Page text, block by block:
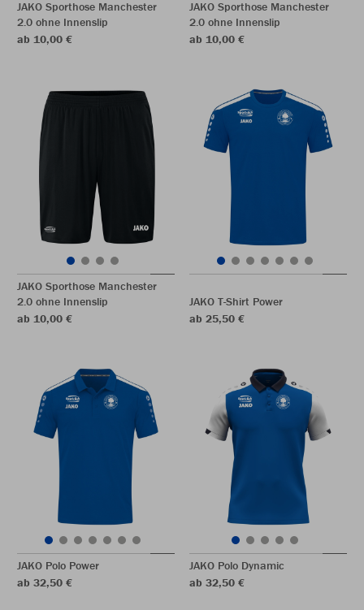
JAKO Sporthose Manchester
2.0 ohne Innenslip
ab 10,00 €
JAKO Sporthose Manchester
2.0 ohne Innenslip
ab 10,00 €
JAKO Sporthose Manchester
2.0 ohne Innenslip
ab 10,00 €
JAKO T-Shirt Power
ab 25,50 €
JAKO Polo Power
ab 32,50 €
JAKO Polo Dynamic
ab 32,50 €